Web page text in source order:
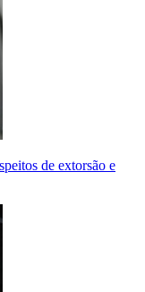
de extorsão e